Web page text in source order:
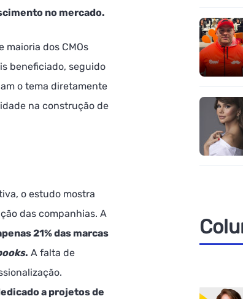
no mercado.
maioria dos CMOs
beneficiado, seguido
o tema diretamente
na construção de
o estudo mostra
das companhias. A
21% das marcas
. A falta de
a projetos de